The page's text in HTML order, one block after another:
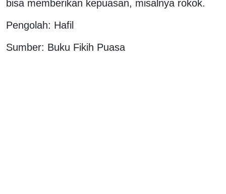
bisa memberikan kepuasan, misalnya rokok.
Pengolah: Hafil
Sumber: Buku Fikih Puasa